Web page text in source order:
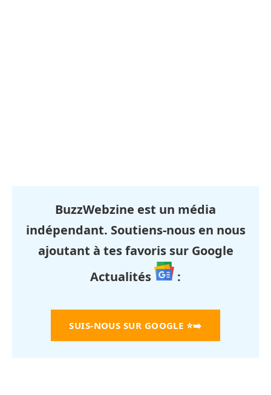
BuzzWebzine est un média
indépendant. Soutiens-nous en nous
ajoutant à tes favoris sur Google
Actualités
:
SUIS-NOUS SUR GOOGLE ⭐➡️